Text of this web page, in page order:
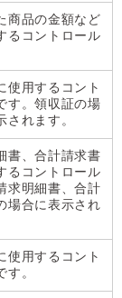
商品の金額など
るコントロール
使用するコント
す。領収証の場
されます。
書、合計請求書
るコントロール
求明細書、合計
場合に表示され
使用するコント
す。